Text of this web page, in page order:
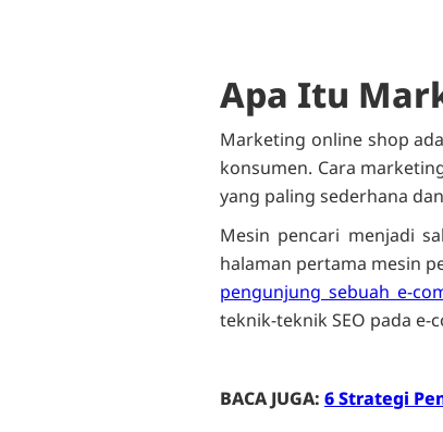
Apa Itu
Marketing online shop
konsumen. Cara
yang paling sederhana
Mesin pencari menjadi
halaman pertama mesin
pengunjung sebuah e-
teknik-teknik SEO pada e-
BACA JUGA: 6 Strategi